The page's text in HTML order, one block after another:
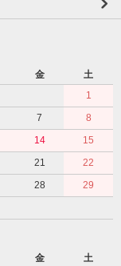
金
土
1
7
8
14
15
21
22
28
29
金
土